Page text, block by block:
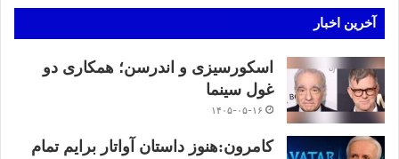
آخرین اخبار
اسکورسیزی و اندرسن؛ همکاری دو
غول سینما
۱۴۰۵-۰۵-۱۶
کامرون:هنوز داستان آواتار برایم تمام